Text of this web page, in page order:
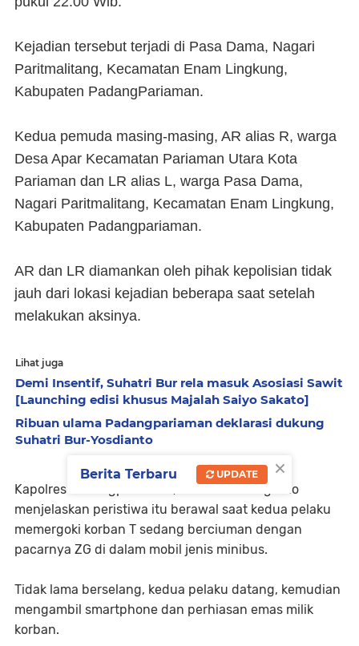
Kejadian tersebut terjadi di Pasa Dama, Nagari
Paritmalitang, Kecamatan Enam Lingkung,
Kabupaten PadangPariaman.
Kedua pemuda masing-masing, AR alias R, warga
Desa Apar Kecamatan Pariaman Utara Kota
Pariaman dan LR alias L, warga Pasa Dama,
Nagari Paritmalitang, Kecamatan Enam Lingkung,
Kabupaten Padangpariaman.
AR dan LR diamankan oleh pihak kepolisian tidak
jauh dari lokasi kejadian beberapa saat setelah
melakukan aksinya.
Lihat juga
Demi Insentif, Suhatri Bur rela masuk Asosiasi Sawit
[Launching edisi khusus Majalah Saiyo Sakato]
Ribuan ulama Padangpariaman deklarasi dukung
Suhatri Bur-Yosdianto
Kapolres Padangpariaman, AKBP Riski Nugroho
menjelaskan peristiwa itu berawal saat kedua pelaku
memergoki korban T sedang berciuman dengan
pacarnya ZG di dalam mobil jenis minibus.
Tidak lama berselang, kedua pelaku datang, kemudian
mengambil smartphone dan perhiasan emas milik
korban.
×
Berita Terbaru UPDATE